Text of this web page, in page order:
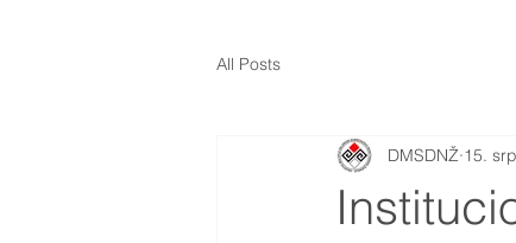
All Posts
DMSDNŽ 15.